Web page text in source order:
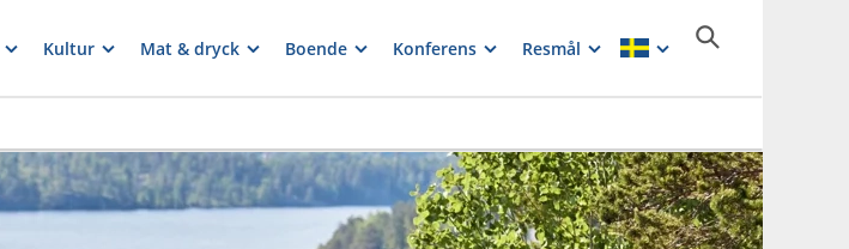
Kultur Mat & dryck Boende Konferens Resmål